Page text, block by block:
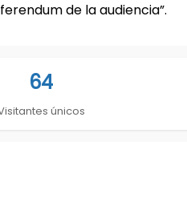
de la audiencia”.
64
únicos